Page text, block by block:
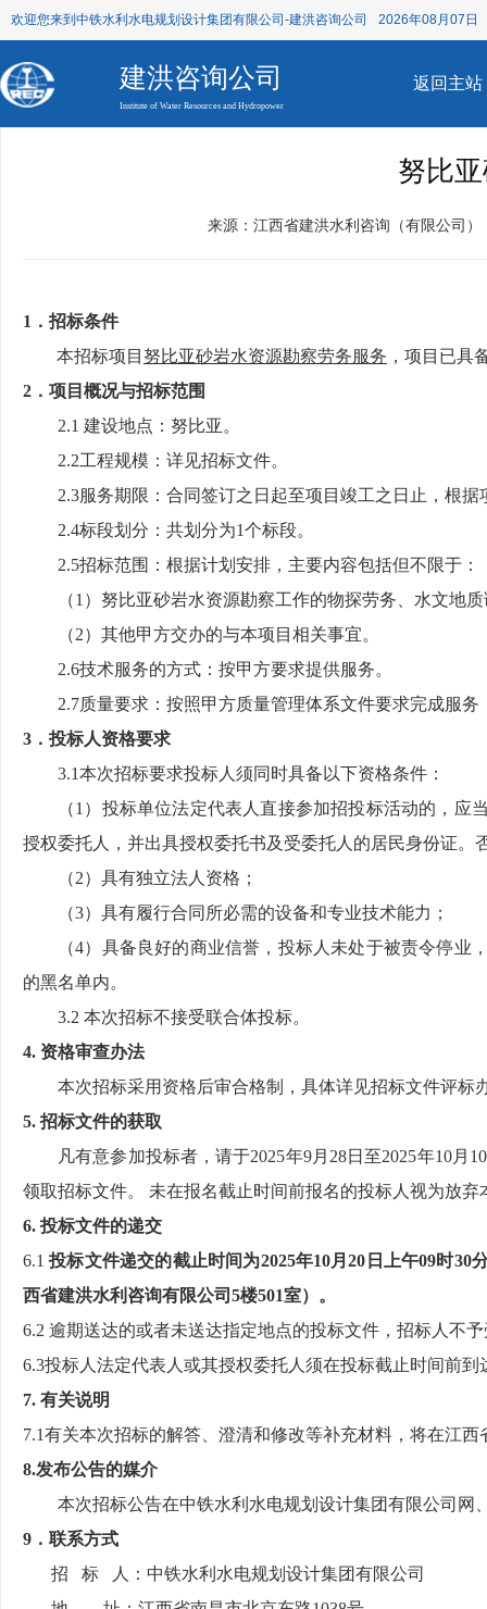
欢迎您来到中铁水利水电规划设计集团有限公司-建洪咨询公司 2026年08月07日
建洪咨询公司
Institute of Water Resources and Hydropower
返回主站
努比
来源：江西省建洪水利咨询（有限公司）
1．招标条件
本招标项目 努比亚砂岩水资源勘察劳务服务 ，项目已具
2． 项目概况与招标范围
2.1 建设地点： 努比亚 。
2.2工程规模：详见招标文件。
2.3服务期限： 合同签订之日起至项目竣工之日止，根
2.4标段划分：共划分为1个标段。
2.5招标范围：根据计划安排，主要内容包括但不限于：
（1）努比亚砂岩水资源勘察工作的物探劳务、水文地
（2）其他甲方交办的与本项目相关事宜。
2.6技术服务的方式：按甲方要求提供服务。
2.7质量要求： 按照甲方质量管理体系文件要求完成服
3．投标人资格要求
3.1本次招标要求投标人须同时具备以下资格条件：
（1） 投标单位法定代表人直接参加招投标活动的，应
授权委托人，并出具授权委托书及受委托人的居民身份证。
（2）具有独立法人资格；
（3） 具有履行合同所必需的设备和专业技术能力 ；
（4）具备良好的商业信誉，投标人未处于被责令停业
的黑名单内。
3.2 本次招标不接受联合体投标。
4. 资格审查办法
本次招标采用资格后审合格制，具体详见招标文件评标
5. 招标文件的获取
凡有意参加投标者，请于2025年9月 28日至2025年10月 10
领取招标文件。 未在报名截止时间前报名的投标人视为放
6. 投标文件的递交
6.1投标文件递交的截止时间为2025年10月20 日 上午09时30
西省建洪水利咨询有限公司 5楼501室）。
6.2 逾期送达的或者未送达指定地点的投标文件，招标人不
6.3投标人法定代表人或其授权委托人须在投标截止时间前
7. 有关说明
7.1有关本次招标的解答、澄清和修改等补充材料，将在江
8.发布公告的媒介
本次招标公告在中铁水利水电规划设计集团有限公司
9．联系方式
招
标
人：中铁水利水电规划设计集团有限公司